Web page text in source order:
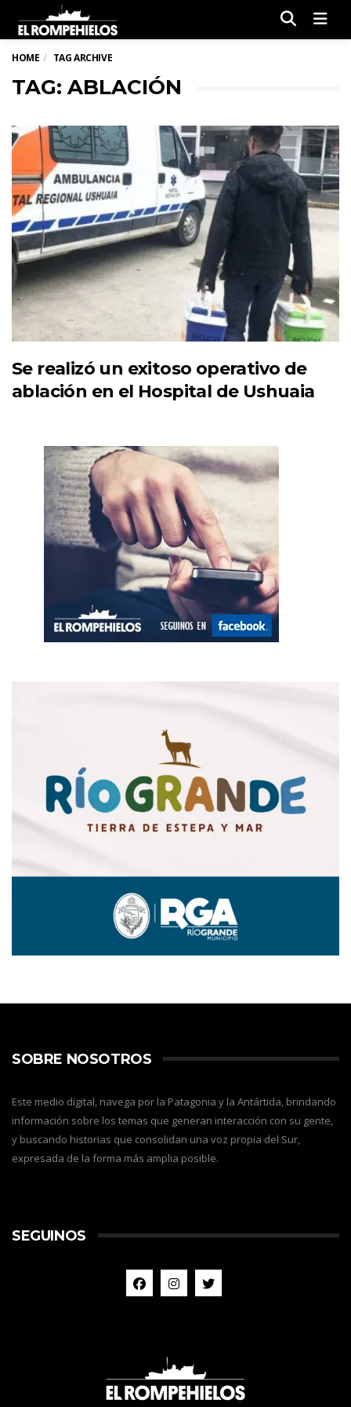
HOME TAG ARCHIVE
TAG: ABLACIÓN
Se realizó un exitoso operativo de
ablación en el Hospital de Ushuaia
SOBRE NOSOTROS
Este medio digital, navega por la Patagonia y la Antártida, brindando
información sobre los temas que generan interacción con su gente,
y buscando historias que consolidan una voz propia del Sur,
expresada de la forma más amplia posible.
SEGUINOS